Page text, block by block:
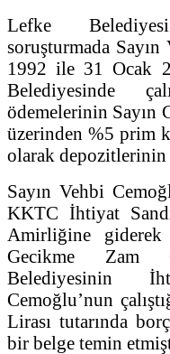
Lefke
soruşturmada
1992 ile 31 Ocak
Belediyesinde
ödemelerinin Sayın
üzerinden %5 prim
olarak depozitlerinin
Sayın Vehbi
KKTC İhtiyat
Amirliğine
Gecikme Zam
Belediyesinin
Cemoğlu’nun
Lirası tutarında
bir belge temin